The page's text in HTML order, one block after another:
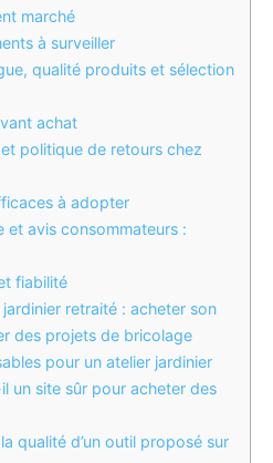
marché
à surveiller
qualité produits et sélection
achat
politique de retours chez
à adopter
et avis consommateurs :
fiabilité
jardinier retraité : acheter son
des projets de bricolage
pour un atelier jardinier
un site sûr pour acheter des
qualité d’un outil proposé sur